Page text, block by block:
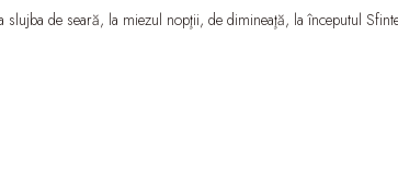
de seară, la miezul nopţii, de dimineaţă, la începutul